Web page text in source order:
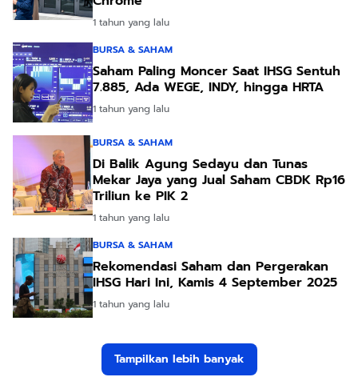
1 tahun yang lalu
BURSA & SAHAM
Saham Paling Moncer Saat IHSG Sentuh
7.885, Ada WEGE, INDY, hingga HRTA
1 tahun yang lalu
BURSA & SAHAM
Di Balik Agung Sedayu dan Tunas
Mekar Jaya yang Jual Saham CBDK Rp16
Triliun ke PIK 2
1 tahun yang lalu
BURSA & SAHAM
Rekomendasi Saham dan Pergerakan
IHSG Hari Ini, Kamis 4 September 2025
1 tahun yang lalu
Tampilkan lebih banyak